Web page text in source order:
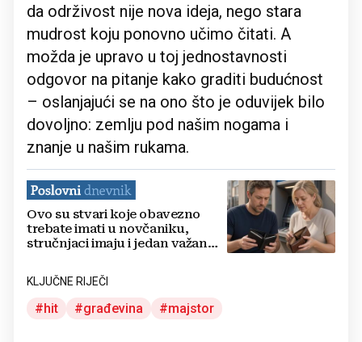
da održivost nije nova ideja, nego stara
mudrost koju ponovno učimo čitati. A
možda je upravo u toj jednostavnosti
odgovor na pitanje kako graditi budućnost
– oslanjajući se na ono što je oduvijek bilo
dovoljno: zemlju pod našim nogama i
znanje u našim rukama.
Ovo su stvari koje obavezno
trebate imati u novčaniku,
stručnjaci imaju i jedan važan
KLJUČNE RIJEČI
hit građevina majstor